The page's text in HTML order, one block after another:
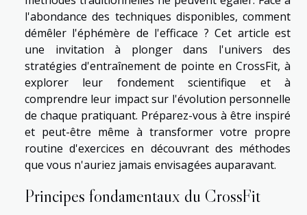
l'abondance des techniques disponibles, comment
démêler l'éphémère de l'efficace ? Cet article est
une invitation à plonger dans l'univers des
stratégies d'entraînement de pointe en CrossFit, à
explorer leur fondement scientifique et à
comprendre leur impact sur l'évolution personnelle
de chaque pratiquant. Préparez-vous à être inspiré
et peut-être même à transformer votre propre
routine d'exercices en découvrant des méthodes
que vous n'auriez jamais envisagées auparavant.
Principes fondamentaux du CrossFit